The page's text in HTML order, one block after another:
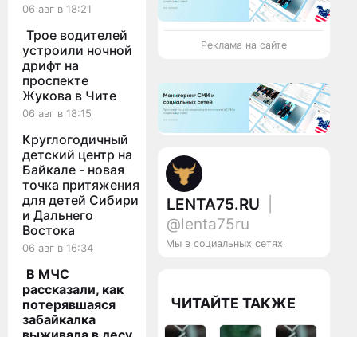
06 авг в 18:21
Трое водителей
устроили ночной
дрифт на
проспекте
Жукова в Чите
06 авг в 18:15
Круглогодичный
детский центр на
Байкале - новая
точка притяжения
для детей Сибири
и Дальнего
Востока
06 авг в 16:34
В МЧС
рассказали, как
потерявшаяся
забайкалка
Реклама на сайте
LENTA75.RU
@lenta75ru
Мы в социальных сетях
ЧИТАЙТЕ ТАКЖЕ